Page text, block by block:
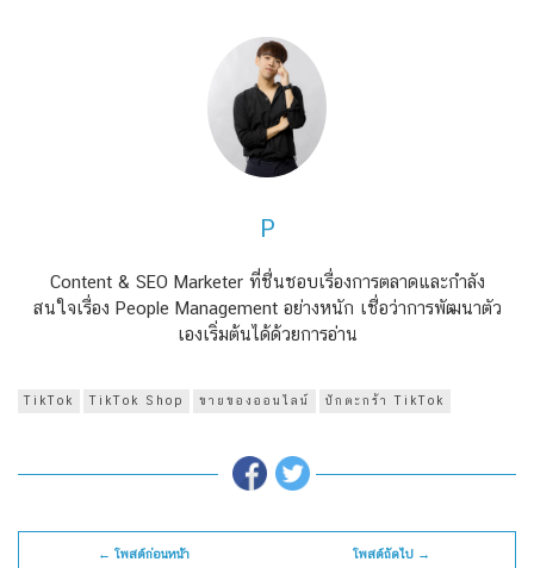
P
Content & SEO Marketer ที่ชื่นชอบเรื่องการตลาดและกำลัง
สนใจเรื่อง People Management อย่างหนัก เชื่อว่าการพัฒนาตัว
เองเริ่มต้นได้ด้วยการอ่าน
TikTok TikTok Shop ขายของออนไลน์ ปักตะกร้า TikTok
← โพสต์ก่อนหน้า โพสต์ถัดไป →